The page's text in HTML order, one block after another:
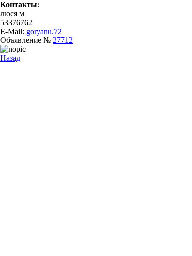
Контакты:
люся м
53376762
E-Mail: goryanu.72
Объявление № 27712
Назад